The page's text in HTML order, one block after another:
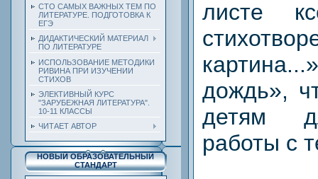
СТО САМЫХ ВАЖНЫХ ТЕМ ПО
ЛИТЕРАТУРЕ. ПОДГОТОВКА К
ЕГЭ
ДИДАКТИЧЕСКИЙ МАТЕРИАЛ
ПО ЛИТЕРАТУРЕ
ИСПОЛЬЗОВАНИЕ МЕТОДИКИ
РИВИНА ПРИ ИЗУЧЕНИИ
СТИХОВ
ЭЛЕКТИВНЫЙ КУРС
"ЗАРУБЕЖНАЯ ЛИТЕРАТУРА".
10-11 КЛАССЫ
ЧИТАЕТ АВТОР
НОВЫЙ ОБРАЗОВАТЕЛЬНЫЙ
СТАНДАРТ
листе
дождь»,
детям
работы с